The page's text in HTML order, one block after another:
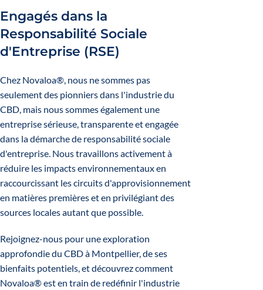
Engagés dans la
Responsabilité Sociale
d'Entreprise (RSE)
Chez Novaloa®, nous ne sommes pas
seulement des pionniers dans l'industrie du
CBD, mais nous sommes également une
entreprise sérieuse, transparente et engagée
dans la démarche de responsabilité sociale
d'entreprise. Nous travaillons activement à
réduire les impacts environnementaux en
raccourcissant les circuits d'approvisionnement
en matières premières et en privilégiant des
sources locales autant que possible.
Rejoignez-nous pour une exploration
approfondie du CBD à Montpellier, de ses
bienfaits potentiels, et découvrez comment
Novaloa® est en train de redéfinir l'industrie